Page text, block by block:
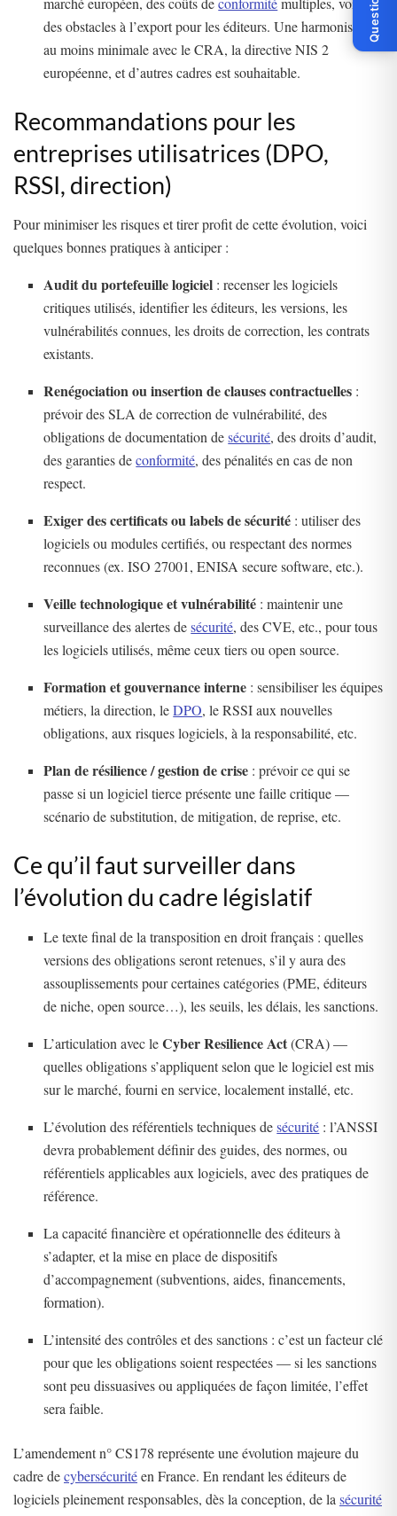
des obstacles à l’export pour les éditeurs. Une harmonisation
au moins minimale avec le CRA, la directive NIS 2
européenne, et d’autres cadres est souhaitable.
Recommandations pour les
entreprises utilisatrices (DPO,
RSSI, direction)
Pour minimiser les risques et tirer profit de cette évolution, voici
quelques bonnes pratiques à anticiper :
Audit du portefeuille logiciel : recenser les logiciels
critiques utilisés, identifier les éditeurs, les versions, les
vulnérabilités connues, les droits de correction, les contrats
existants.
Renégociation ou insertion de clauses contractuelles :
prévoir des SLA de correction de vulnérabilité, des
obligations de documentation desécurité, des droits d’audit,
des garanties deconformité, des pénalités en cas de non
respect.
Exiger des certificats ou labels de sécurité : utiliser des
logiciels ou modules certifiés, ou respectant des normes
reconnues (ex. ISO 27001, ENISA secure software, etc.).
Veille technologique et vulnérabilité : maintenir une
surveillance des alertes desécurité, des CVE, etc., pour tous
les logiciels utilisés, même ceux tiers ou open source.
Formation et gouvernance interne : sensibiliser les équipes
métiers, la direction, leDPO, le RSSI aux nouvelles
obligations, aux risques logiciels, à la responsabilité, etc.
Plan de résilience / gestion de crise : prévoir ce qui se
passe si un logiciel tierce présente une faille critique —
scénario de substitution, de mitigation, de reprise, etc.
Ce qu’il faut surveiller dans
l’évolution du cadre législatif
Le texte final de la transposition en droit français : quelles
versions des obligations seront retenues, s’il y aura des
assouplissements pour certaines catégories (PME, éditeurs
de niche, open source…), les seuils, les délais, les sanctions.
L’articulation avec leCyber Resilience Act(CRA) —
quelles obligations s’appliquent selon que le logiciel est mis
sur le marché, fourni en service, localement installé, etc.
L’évolution des référentiels techniques desécurité : l’ANSSI
devra probablement définir des guides, des normes, ou
référentiels applicables aux logiciels, avec des pratiques de
référence.
La capacité financière et opérationnelle des éditeurs à
s’adapter, et la mise en place de dispositifs
d’accompagnement (subventions, aides, financements,
formation).
L’intensité des contrôles et des sanctions : c’est un facteur clé
pour que les obligations soient respectées — si les sanctions
sont peu dissuasives ou appliquées de façon limitée, l’effet
sera faible.
L’amendement n° CS178 représente une évolution majeure du
cadre decybersécuritéen France. En rendant les éditeurs de
logiciels pleinement responsables, dès la conception, de la sécurité